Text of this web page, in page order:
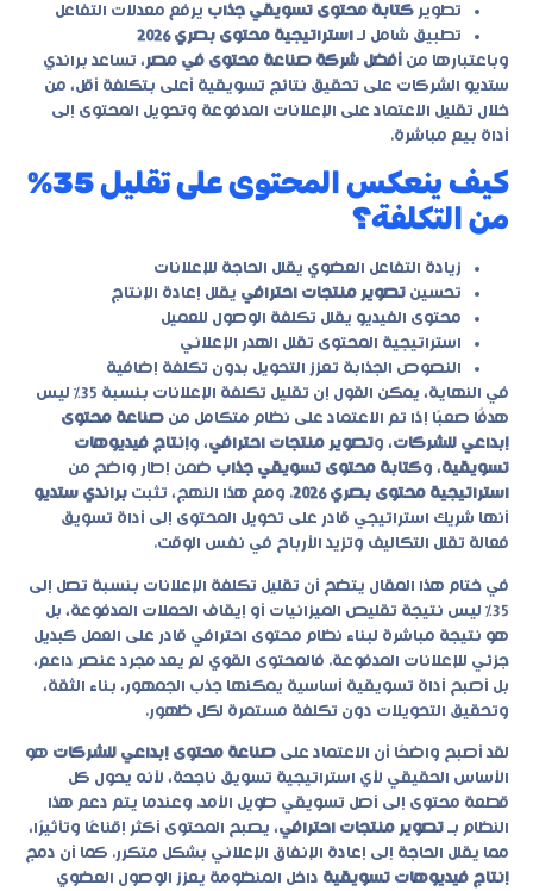
تطوير كتابة محتوى تسويقي جذاب يرفع معدلات التفاعل
تطبيق شامل لـ استراتيجية محتوى بصري 2026
وباعتبارها من أفضل شركة صناعة محتوى في مصر، تساعد براندي
ستديو الشركات على تحقيق نتائج تسويقية أعلى بتكلفة أقل، من
خلال تقليل الاعتماد على الإعلانات المدفوعة وتحويل المحتوى إلى
أداة بيع مباشرة.
كيف ينعكس المحتوى على تقليل 35%
من التكلفة؟
زيادة التفاعل العضوي يقلل الحاجة للإعلانات
تحسين تصوير منتجات احترافي يقلل إعادة الإنتاج
محتوى الفيديو يقلل تكلفة الوصول للعميل
استراتيجية المحتوى تقلل الهدر الإعلاني
النصوص الجذابة تعزز التحويل بدون تكلفة إضافية
في النهاية، يمكن القول إن تقليل تكلفة الإعلانات بنسبة 35% ليس
هدفًا صعبًا إذا تم الاعتماد على نظام متكامل من صناعة محتوى
إبداعي للشركات، وتصوير منتجات احترافي، وإنتاج فيديوهات
تسويقية، وكتابة محتوى تسويقي جذاب ضمن إطار واضح من
استراتيجية محتوى بصري 2026
. ومع هذا النهج، تثبت براندي ستديو
أنها شريك استراتيجي قادر على تحويل المحتوى إلى أداة تسويق
فعالة تقلل التكاليف وتزيد الأرباح في نفس الوقت.
في ختام هذا المقال يتضح أن تقليل تكلفة الإعلانات بنسبة تصل إلى
35% ليس نتيجة تقليص الميزانيات أو إيقاف الحملات المدفوعة، بل
هو نتيجة مباشرة لبناء نظام محتوى احترافي قادر على العمل كبديل
جزئي للإعلانات المدفوعة. فالمحتوى القوي لم يعد مجرد عنصر داعم،
بل أصبح أداة تسويقية أساسية يمكنها جذب الجمهور، بناء الثقة،
وتحقيق التحويلات دون تكلفة مستمرة لكل ظهور.
لقد أصبح واضحًا أن الاعتماد على صناعة محتوى إبداعي للشركات هو
الأساس الحقيقي لأي استراتيجية تسويق ناجحة، لأنه يحول كل
قطعة محتوى إلى أصل تسويقي طويل الأمد. وعندما يتم دعم هذا
النظام بـ تصوير منتجات احترافي، يصبح المحتوى أكثر إقناعًا وتأثيرًا،
مما يقلل الحاجة إلى إعادة الإنفاق الإعلاني بشكل متكرر. كما أن دمج
إنتاج فيديوهات تسويقية داخل المنظومة يعزز الوصول العضوي